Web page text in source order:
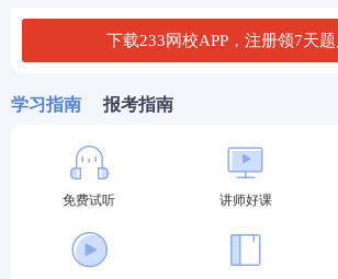
讼等方式请求排除妨害、消除危险或
案例应用
假设甲有一套住宅，并通过书面合同
往不动产登记机构办理了居住权登记
有了对该住宅的合法居住权，在10年
使用该住宅。如果甲在此期间试图将
而丙不知情的情况下购买了该房屋，
下载233网校APP，注册领7天
学习指南 报考指南
免费试听 讲师好课